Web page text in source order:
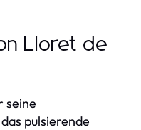
Lloret de
seine
pulsierende